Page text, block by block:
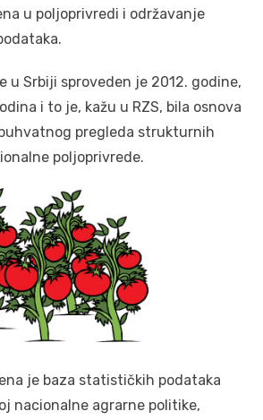
u poljoprivredi i održavanje
u Srbiji sproveden je 2012. godine,
i to je, kažu u RZS, bila osnova
pregleda strukturnih
poljoprivrede.
je baza statističkih podataka
nacionalne agrarne politike,